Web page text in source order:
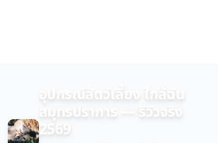
อุปกรณ์สัตว์เลี้ยง ใกล้ฉัน
สมุทรปราการ — รีวิวจริง
2569